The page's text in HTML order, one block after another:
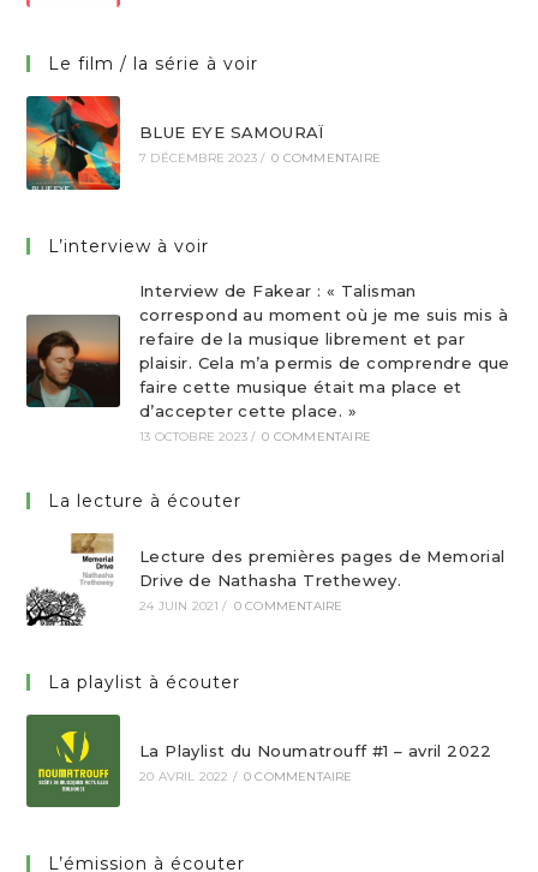
Le film / la série à voir
BLUE EYE SAMOURAÏ
7 DÉCEMBRE 2023 / 0 COMMENTAIRE
L’interview à voir
Interview de Fakear : « Talisman
correspond au moment où je me suis mis à
refaire de la musique librement et par
plaisir. Cela m’a permis de comprendre que
faire cette musique était ma place et
d’accepter cette place. »
13 OCTOBRE 2023 / 0 COMMENTAIRE
La lecture à écouter
Lecture des premières pages de Memorial
Drive de Nathasha Trethewey.
24 JUIN 2021 / 0 COMMENTAIRE
La playlist à écouter
La Playlist du Noumatrouff #1 – avril 2022
20 AVRIL 2022 / 0 COMMENTAIRE
L’émission à écouter